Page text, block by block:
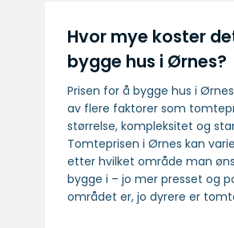
Hvor mye koster
bygge hus i Ørnes?
Prisen for å bygge hus i
av flere faktorer som
størrelse, kompleksitet og
Tomteprisen i Ørnes kan
etter hvilket område man
bygge i – jo mer presset og
området er, jo dyrere er